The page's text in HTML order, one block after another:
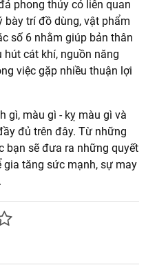
phong thủy có liên quan
bày trí đồ dùng, vật phẩm
số 6 nhằm giúp bản thân
cát khí, nguồn năng
việc gặp nhiều thuận lợi
gì, màu gì - kỵ màu gì và
đủ trên đây. Từ những
bạn sẽ đưa ra những quyết
tăng sức mạnh, sự may